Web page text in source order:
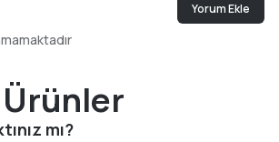
dış taban
on tasarım
%40 poliüretan
%7 poliamid
kauçuk
Yorum Ekle
mı?